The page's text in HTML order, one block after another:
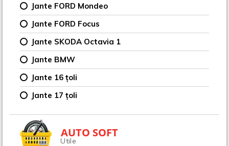
Jante FORD Mondeo
Jante FORD Focus
Jante SKODA Octavia 1
Jante BMW
Jante 16 țoli
Jante 17 țoli
AUTO SOFT
Utile